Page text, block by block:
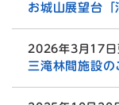
お城山展望台「
2026年3月17日
三滝林間施設の